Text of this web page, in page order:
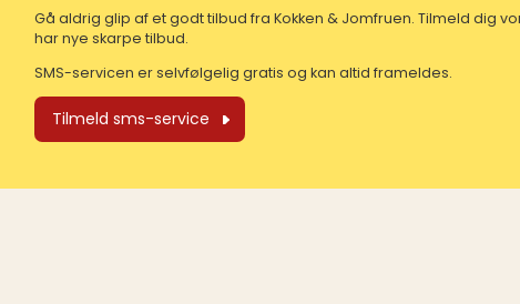
Gå aldrig glip af et godt tilbud fra Kokken & Jomfruen. Tilmeld dig
har nye skarpe tilbud.
SMS-servicen er selvfølgelig gratis og kan altid frameldes.
Tilmeld sms-service